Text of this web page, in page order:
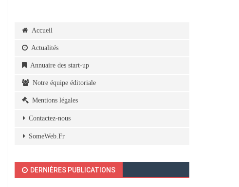
Accueil
Actualités
Annuaire des start-up
Notre équipe éditoriale
Mentions légales
Contactez-nous
SomeWeb.Fr
DERNIÈRES PUBLICATIONS